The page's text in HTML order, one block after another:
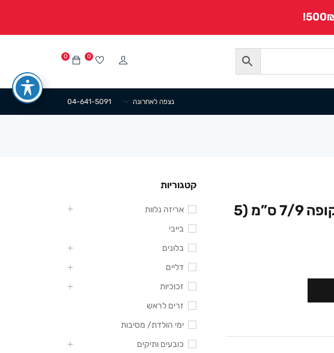
0 0
04-641-5091 נצפה לאחרונה
קופסת פלסטיק ביצה שקופה 7/9 ס”מ (5
קטגוריות
אריזה נלוות
בייבי
בלונים
דליים
זכוכיות
זרים לראש
ימי הולדת/ מסיבות
כובעים ותיקים